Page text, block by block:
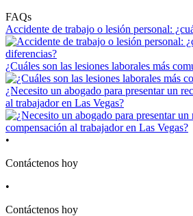
FAQs
Accidente de trabajo o lesión personal:
¿Cuáles son las lesiones laborales más
¿Necesito un abogado para presentar un
al trabajador en Las Vegas?
•
Contáctenos hoy
•
Contáctenos hoy